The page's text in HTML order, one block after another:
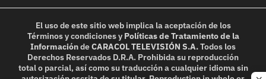
El uso de este sitio web implica la aceptación de los
Términos y condicionesy Políticas de Tratamiento de la
InformacióndeCARACOL TELEVISIÓN S.A.Todos los
Derechos Reservados D.R.A. Prohibida su reproducción
total o parcial, así como su traducción a cualquier idioma sin